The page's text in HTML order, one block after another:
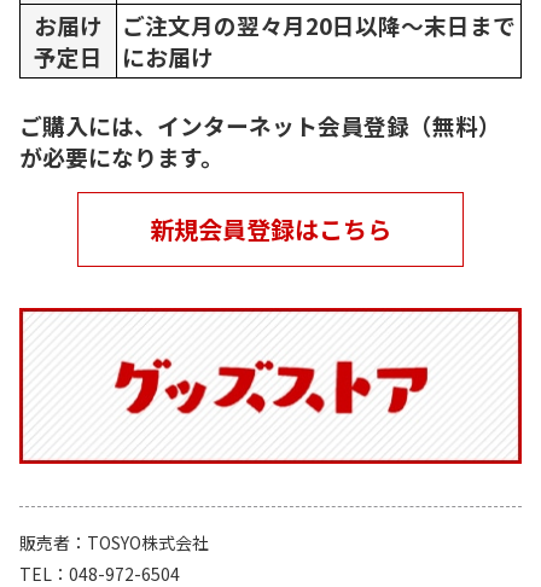
お届け
予定日
ご注文月の翌々月20日以降～末日まで
にお届け
ご購入には、インターネット会員登録（無料）
が必要になります。
新規会員登録はこちら
販売者
TOSYO株式会社
TEL
048-972-6504